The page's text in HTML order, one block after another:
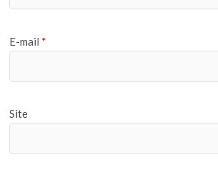
E-mail *
Site